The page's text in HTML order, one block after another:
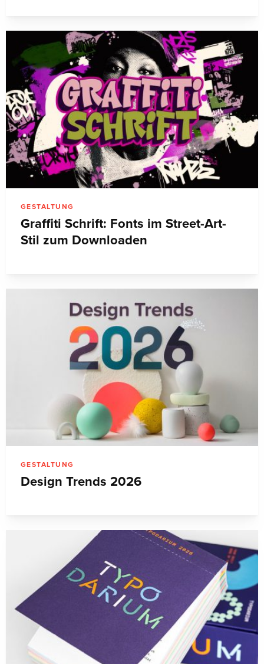
GESTALTUNG
Graffiti Schrift: Fonts im Street-Art-
Stil zum Downloaden
GESTALTUNG
Design Trends 2026